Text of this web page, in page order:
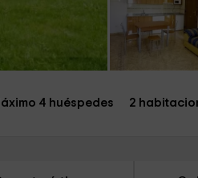
4 huéspedes 2